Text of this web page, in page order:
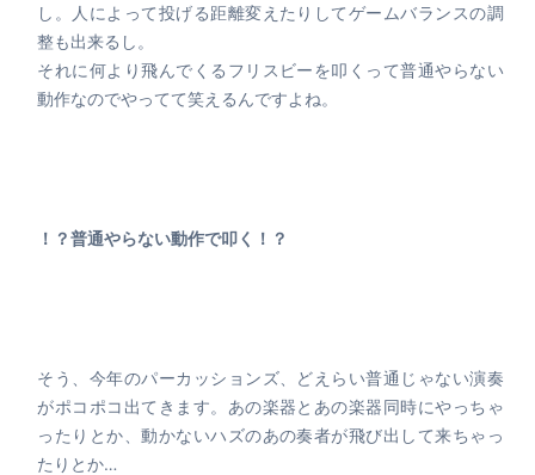
し。人によって投げる距離変えたりしてゲームバランスの調
整も出来るし。
それに何より飛んでくるフリスビーを叩くって普通やらない
動作なのでやってて笑えるんですよね。
！？普通やらない動作で叩く！？
そう、今年のパーカッションズ、どえらい普通じゃない演奏
がポコポコ出てきます。あの楽器とあの楽器同時にやっちゃ
ったりとか、動かないハズのあの奏者が飛び出して来ちゃっ
たりとか…